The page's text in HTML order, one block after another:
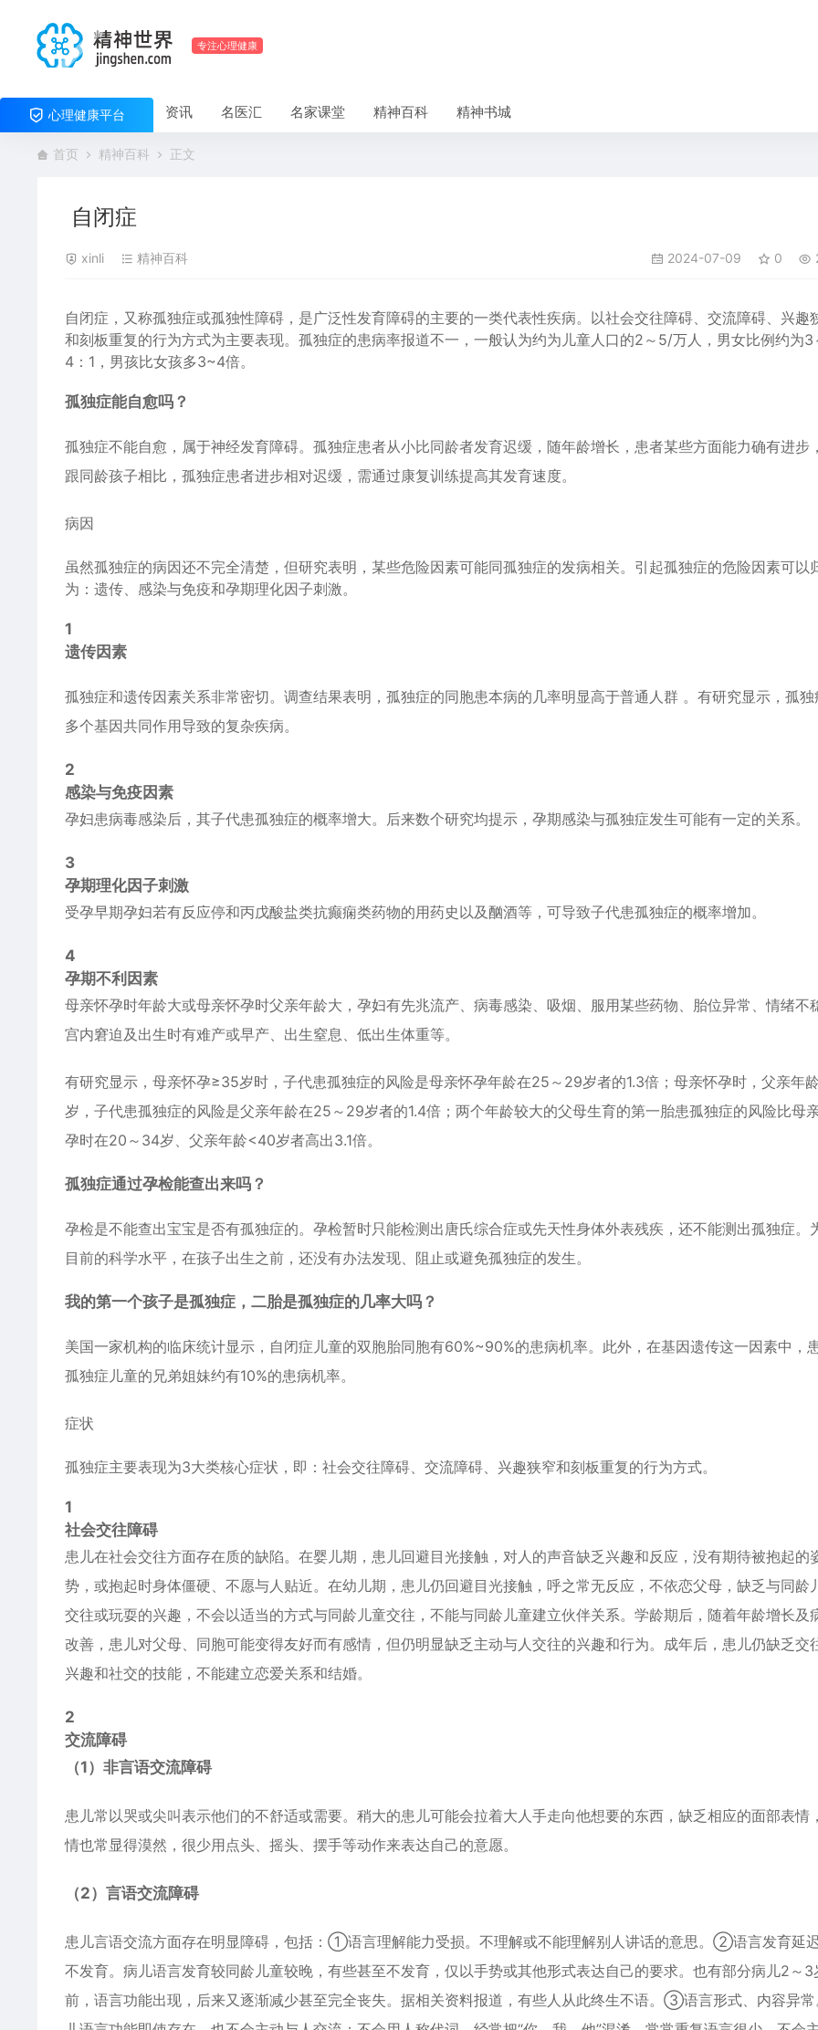
专注心理健康
心理健康平台 资讯 名医汇 名家课堂 精神百科 精神书城
首页 精神百科 正文
自闭症
xinli 精神百科 2024-07-09 0
自闭症，又称孤独症或孤独性障碍，是广泛性发育障碍的主要的一类代表性疾病。以社会交往障碍、交流障碍、兴趣
和刻板重复的行为方式为主要表现。孤独症的患病率报道不一，一般认为约为儿童人口的2～5/万人，男女比例约为3
4：1，男孩比女孩多3~4倍。
孤独症能自愈吗？
孤独症不能自愈，属于神经发育障碍。孤独症患者从小比同龄者发育迟缓，随年龄增长，患者某些方面能力确有进步
跟同龄孩子相比，孤独症患者进步相对迟缓，需通过康复训练提高其发育速度。
病因
虽然孤独症的病因还不完全清楚，但研究表明，某些危险因素可能同孤独症的发病相关。引起孤独症的危险因素可以
为：遗传、感染与免疫和孕期理化因子刺激。
1
遗传因素
孤独症和遗传因素关系非常密切。调查结果表明，孤独症的同胞患本病的几率明显高于普通人群 。有研究显示，孤独
多个基因共同作用导致的复杂疾病。
2
感染与免疫因素
孕妇患病毒感染后，其子代患孤独症的概率增大。后来数个研究均提示，孕期感染与孤独症发生可能有一定的关系。
3
孕期理化因子刺激
受孕早期孕妇若有反应停和丙戊酸盐类抗癫痫类药物的用药史以及酗酒等，可导致子代患孤独症的概率增加。
4
孕期不利因素
母亲怀孕时年龄大或母亲怀孕时父亲年龄大，孕妇有先兆流产、病毒感染、吸烟、服用某些药物、胎位异常、情绪不
宫内窘迫及出生时有难产或早产、出生窒息、低出生体重等。
有研究显示，母亲怀孕≥35岁时，子代患孤独症的风险是母亲怀孕年龄在25～29岁者的1.3倍；母亲怀孕时，父亲年
岁，子代患孤独症的风险是父亲年龄在25～29岁者的1.4倍；两个年龄较大的父母生育的第一胎患孤独症的风险比母
孕时在20～34岁、父亲年龄<40岁者高出3.1倍。
孤独症通过孕检能查出来吗？
孕检是不能查出宝宝是否有孤独症的。孕检暂时只能检测出唐氏综合症或先天性身体外表残疾，还不能测出孤独症。
目前的科学水平，在孩子出生之前，还没有办法发现、阻止或避免孤独症的发生。
我的第一个孩子是孤独症，二胎是孤独症的几率大吗？
美国一家机构的临床统计显示，自闭症儿童的双胞胎同胞有60%~90%的患病机率。此外，在基因遗传这一因素中，
孤独症儿童的兄弟姐妹约有10%的患病机率。
症状
孤独症主要表现为3大类核心症状，即：社会交往障碍、交流障碍、兴趣狭窄和刻板重复的行为方式。
1
社会交往障碍
患儿在社会交往方面存在质的缺陷。在婴儿期，患儿回避目光接触，对人的声音缺乏兴趣和反应，没有期待被抱起的
势，或抱起时身体僵硬、不愿与人贴近。在幼儿期，患儿仍回避目光接触，呼之常无反应，不依恋父母，缺乏与同龄
交往或玩耍的兴趣，不会以适当的方式与同龄儿童交往，不能与同龄儿童建立伙伴关系。学龄期后，随着年龄增长及
改善，患儿对父母、同胞可能变得友好而有感情，但仍明显缺乏主动与人交往的兴趣和行为。成年后，患儿仍缺乏交
兴趣和社交的技能，不能建立恋爱关系和结婚。
2
交流障碍
（1）非言语交流障碍
患儿常以哭或尖叫表示他们的不舒适或需要。稍大的患儿可能会拉着大人手走向他想要的东西，缺乏相应的面部表情
情也常显得漠然，很少用点头、摇头、摆手等动作来表达自己的意愿。
（2）言语交流障碍
患儿言语交流方面存在明显障碍，包括：①语言理解能力受损。不理解或不能理解别人讲话的意思。②语言发育延
不发育。病儿语言发育较同龄儿童较晚，有些甚至不发育，仅以手势或其他形式表达自己的要求。也有部分病儿2～3
前，语言功能出现，后来又逐渐减少甚至完全丧失。据相关资料报道，有些人从此终生不语。③语言形式、内容异常